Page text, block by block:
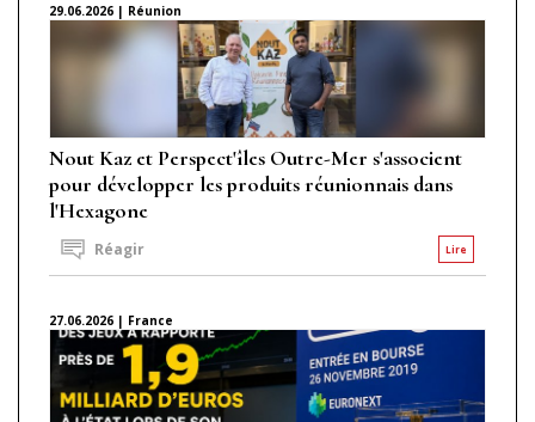
29.06.2026 | Réunion
Nout Kaz et Perspect'îles Outre-Mer s'associent
pour développer les produits réunionnais dans
l'Hexagone
Lire
Réagir
27.06.2026 | France